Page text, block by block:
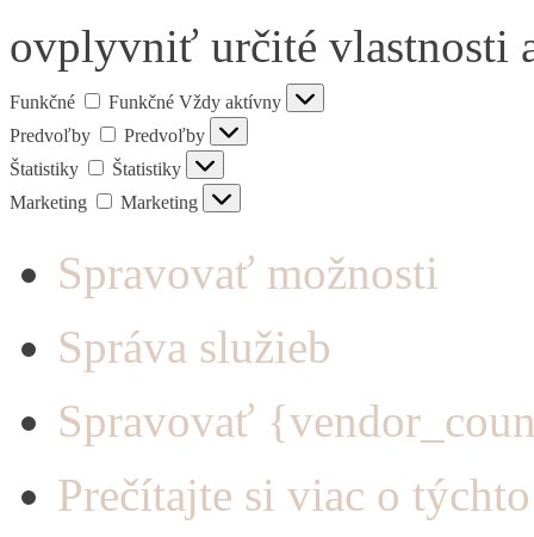
ovplyvniť určité vlastnosti
Funkčné Funkčné Vždy aktívny
Predvoľby
Predvoľby
Štatistiky
Štatistiky
Marketing
Marketing
Spravovať možnosti
Správa služieb
Spravovať
Prečítajte si viac o